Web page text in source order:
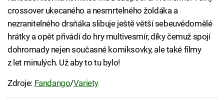
crossover ukecaného a nesmrtelného žoldáka a
nezranitelného drsňáka slibuje ještě větší sebeuvědomělé
hrátky a opět přivádí do hry multivesmír, díky čemuž spojí
dohromady nejen současné komiksovky, ale také filmy
z let minulých. Už aby to tu bylo!
Zdroje: Fandango/Variety